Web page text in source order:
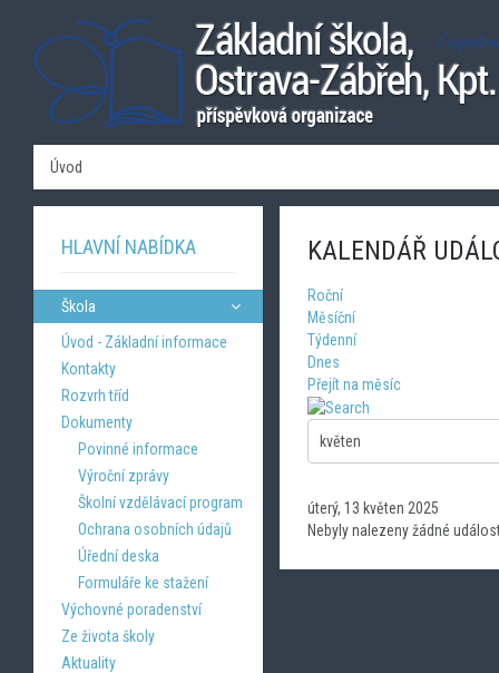
Úvod
KALENDÁŘ
Roční
Měsíční
Týdenní
Dnes
Přejít na měsíc
úterý, 13 květen 2025
Nebyly nalezeny žádné
HLAVNÍ NABÍDKA
Škola
Úvod - Základní informace
Kontakty
Rozvrh tříd
Dokumenty
Povinné informace
Výroční zprávy
Školní vzdělávací program
Ochrana osobních údajů
Úřední deska
Formuláře ke stažení
Výchovné poradenství
Ze života školy
Aktuality